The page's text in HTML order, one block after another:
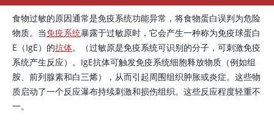
食物过敏的原因通常是免疫系统功能异常，将食物蛋白误判为危险
物质。当免疫系统暴露于过敏原时，它会产生一种称为免疫球蛋白
E（IgE）的抗体。（过敏原是免疫系统可识别的分子，可刺激免疫
系统产生反应）。IgE抗体可触发免疫系统细胞释放物质（例如组
胺、前列腺素和白三烯），从而引起周围组织肿胀或炎症。这些物
质启动了一个反应瀑布持续刺激和损伤组织。这些反应程度轻重不
一。